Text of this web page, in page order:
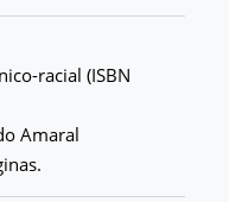
racial (ISBN
Amaral